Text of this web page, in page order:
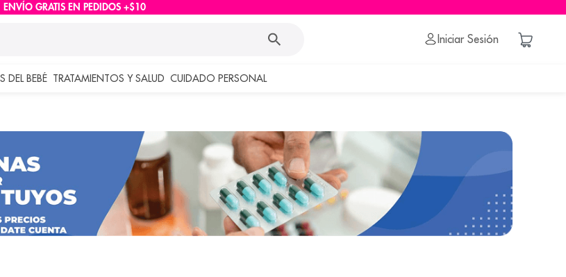
ENVÍO GRATIS EN PEDIDOS +$10
Iniciar Sesión
DEL BEBÉ TRATAMIENTOS Y SALUD CUIDADO PERSONAL